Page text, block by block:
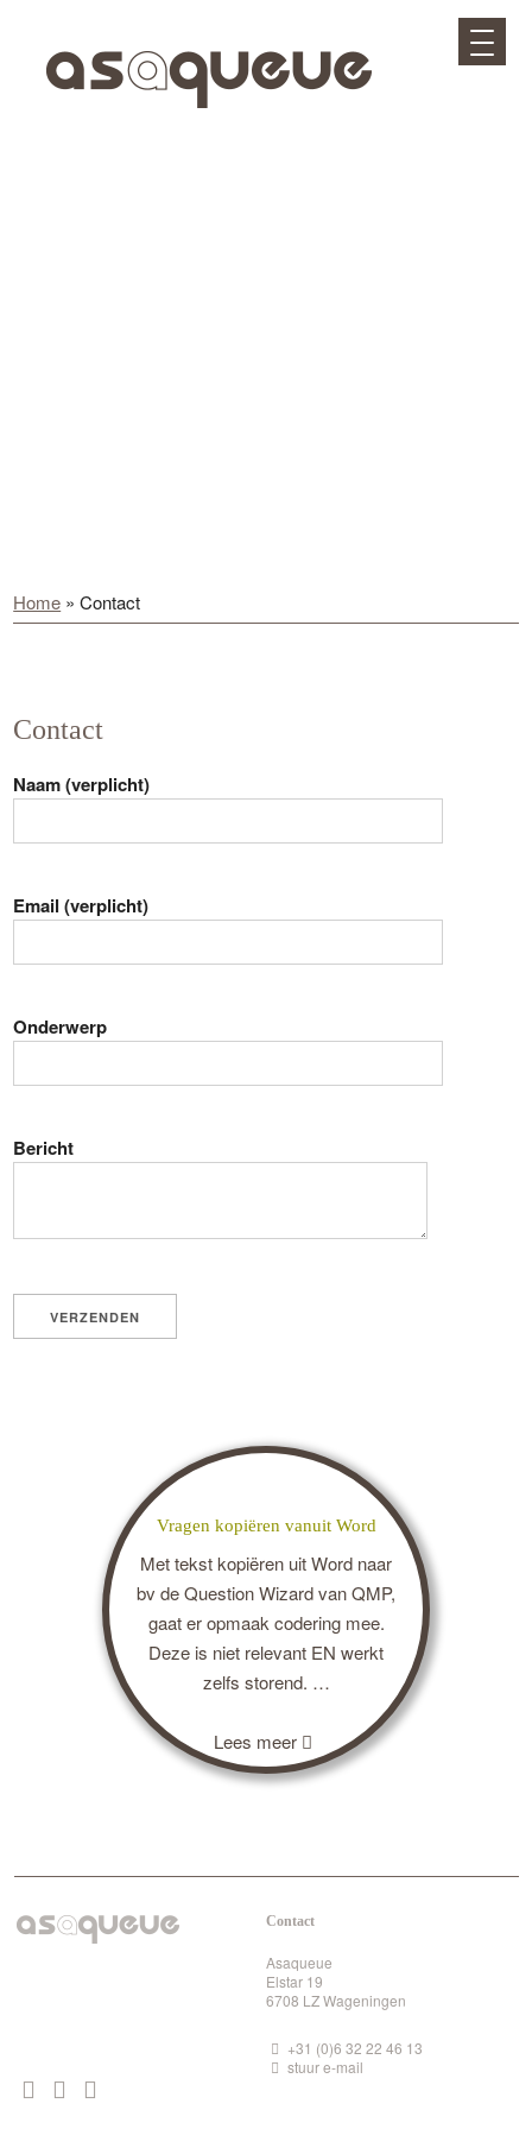
Home »Contact
Contact
Naam (verplicht)
Email (verplicht)
Onderwerp
Bericht
Vragen kopiëren vanuit Word
Met tekst kopiëren uit Word naar
bv de Question Wizard van QMP,
gaat er opmaak codering mee.
Deze is niet relevant EN werkt
zelfs storend. …
Lees meer
Contact
Asaqueue
Elstar 19
6708 LZ Wageningen
+31 (0)6 32 22 46 13
stuur e-mail